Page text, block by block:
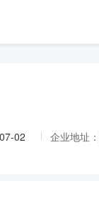
02 企业地址：